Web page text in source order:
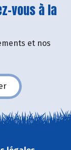
vous à la
et nos